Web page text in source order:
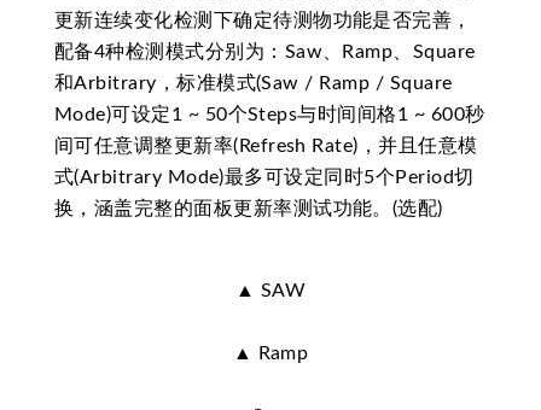
更新连续变化检测下确定待测物功能是否完善，
配备4种检测模式分别为：Saw、Ramp、Square
和Arbitrary，标准模式(Saw / Ramp / Square
Mode)可设定1 ~ 50个Steps与时间间格1 ~ 600秒
间可任意调整更新率(Refresh Rate)，并且任意模
式(Arbitrary Mode)最多可设定同时5个Period切
换，涵盖完整的面板更新率测试功能。(选配)
▲ SAW
▲ Ramp